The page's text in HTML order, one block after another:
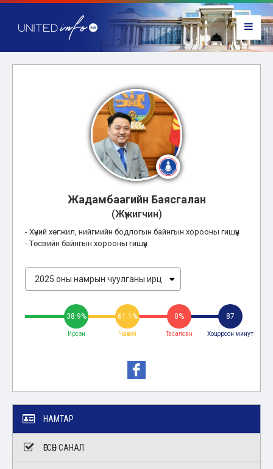
Жадамбаагийн Баясгалан
(Жүжигчин)
- Хүний хөгжил, нийгмийн бодлогын байнгын хорооны гишүүн
- Төсвийн байнгын хорооны гишүүн
38.9%
Ирсэн
61.1%
Чөлөөтэй
0%
Тасалсан
87
Хоцорсон минут
НАМТАР
ӨГСӨН САНАЛ